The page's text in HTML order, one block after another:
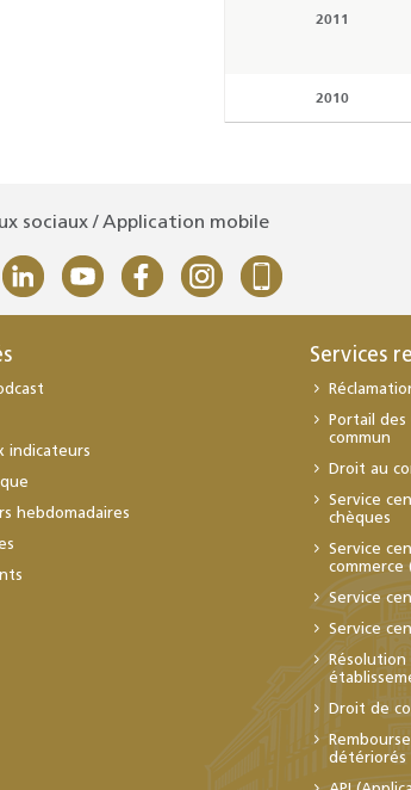
2011
2010
sociaux / Application mobile
indicateurs
hebdomadaires
Services
Portail
commun
Droit au
Service
chèques
Service
commerce
Service
Service
Droit de
détériorés